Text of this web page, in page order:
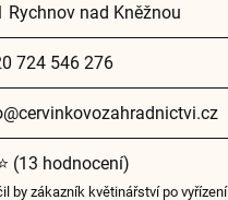
Rychnov nad Kněžnou
724 546 276
(13 hodnocení)
by zákazník květinářství po vyřízení